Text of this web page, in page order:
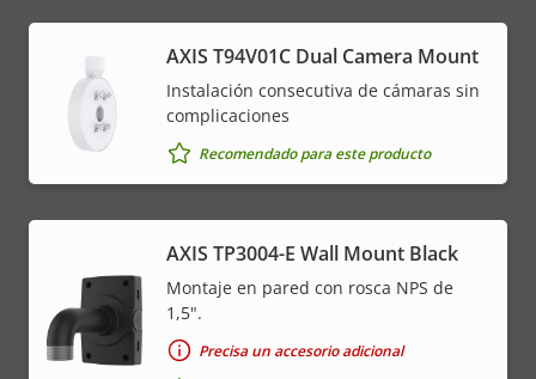
AXIS T94V01C Dual Camera Mount
Instalación consecutiva de cámaras sin
complicaciones
Recomendado para este producto
AXIS TP3004-E Wall Mount Black
Montaje en pared con rosca NPS de
1,5".
Precisa un accesorio adicional